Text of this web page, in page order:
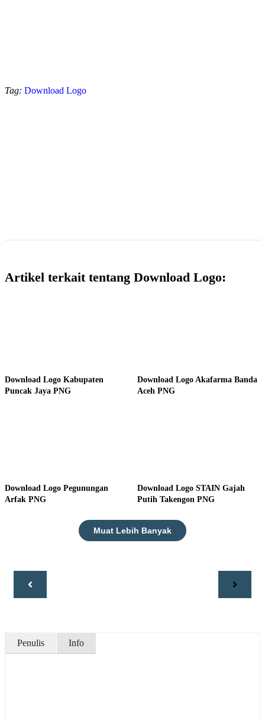
Tag: Download Logo
Artikel terkait tentang Download Logo:
Download Logo Kabupaten
Puncak Jaya PNG
Download Logo Akafarma Banda
Aceh PNG
Download Logo Pegunungan
Arfak PNG
Download Logo STAIN Gajah
Putih Takengon PNG
Muat Lebih Banyak
Penulis Info